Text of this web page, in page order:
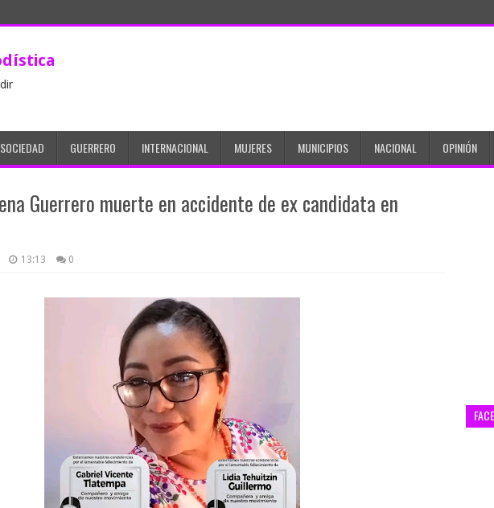
GUERRERO INTERNACIONAL MUJERES MUNICIPIOS NACIONAL OPINIÓN
Guerrero muerte en accidente de ex candidata en
13:13 0